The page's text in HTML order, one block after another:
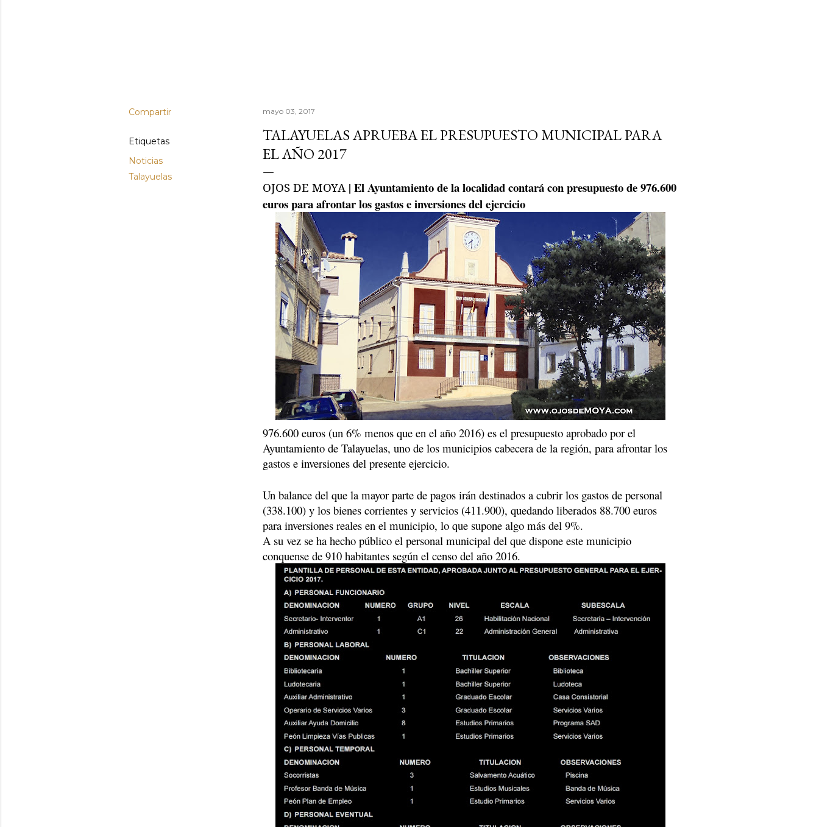
Compartir
Etiquetas
Noticias
Talayuelas
mayo 03, 2017
TALAYUELAS APRUEBA EL PRESUPUESTO MUNICIPAL PARA
EL AÑO 2017
OJOS DE MOYA| El Ayuntamiento de la localidad contará con presupuesto de 976.600
euros para afrontar los gastos e inversiones del ejercicio
976.600 euros (un 6% menos que en el año 2016) es el presupuesto aprobado por el
Ayuntamiento de Talayuelas, uno de los municipios cabecera de la región, para afrontar los
gastos e inversiones del presente ejercicio.
Un balance del que la mayor parte de pagos irán destinados a cubrir los gastos de personal
(338.100) y los bienes corrientes y servicios (411.900), quedando liberados 88.700 euros
para inversiones reales en el municipio, lo que supone algo más del 9%.
A su vez se ha hecho público el personal municipal del que dispone este municipio
conquense de 910 habitantes según el censo del año 2016.